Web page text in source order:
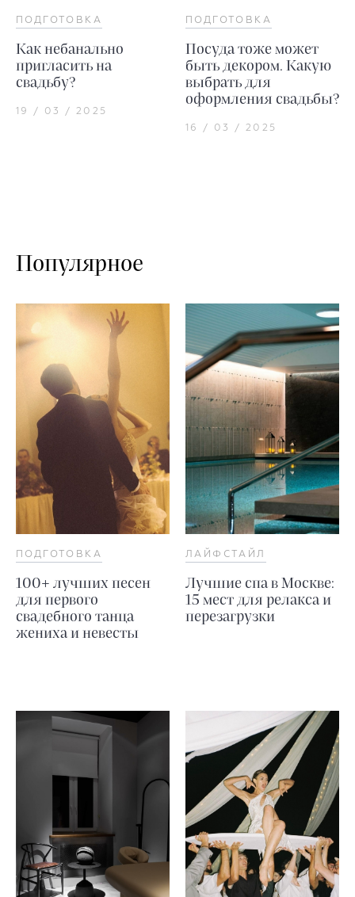
ПОДГОТОВКА
Как небанально
пригласить на
свадьбу?
19 / 03 / 2025
ПОДГОТОВКА
Посуда тоже может
быть декором. Какую
выбрать для
оформления свадьбы?
16 / 03 / 2025
Популярное
ПОДГОТОВКА
100+ лучших песен
для первого
свадебного танца
жениха и невесты
ЛАЙФСТАЙЛ
Лучшие спа в Москве:
15 мест для релакса и
перезагрузки